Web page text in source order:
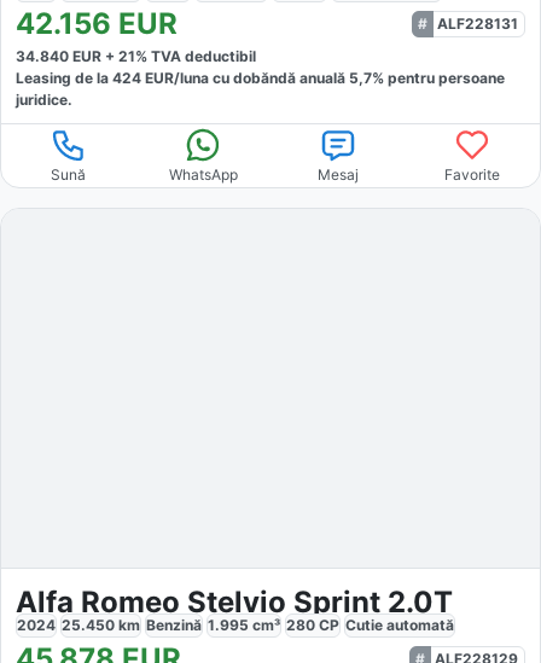
42.156 EUR
ALF228131
34.840 EUR + 21% TVA deductibil
Leasing de la 424 EUR/luna cu dobăndă anuală 5,7% pentru persoane
juridice.
Sună WhatsApp Mesaj Favorite
Alfa Romeo Stelvio Sprint 2.0T
2024 25.450 km Benzină 1.995 cm³ 280 CP Cutie automată
ALF228129